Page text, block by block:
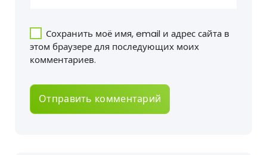
Сохранить моё имя, email и адрес сайта в
этом браузере для последующих моих
комментариев.